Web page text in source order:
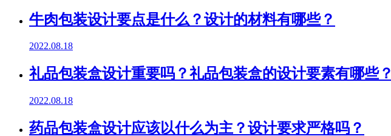
牛肉包装设计要点是什么？设计的材料有哪些？
2022.08.18
礼品包装盒设计重要吗？礼品包装盒的设计要素有哪些？
2022.08.18
药品包装盒设计应该以什么为主？设计要求严格吗？